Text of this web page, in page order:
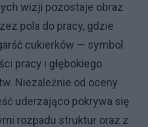
wizji pozostaje obraz
pola do pracy, gdzie
cukierków — symbol
pracy i głębokiego
Niezależnie od oceny
uderzająco pokrywa się
rozpadu struktur oraz z